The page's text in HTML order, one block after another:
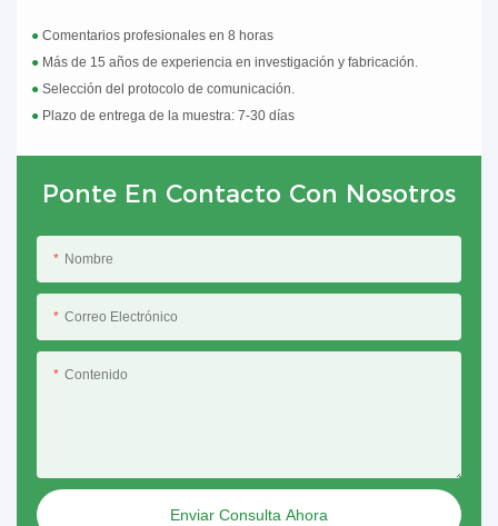
●Comentarios profesionales en 8 horas
● Más de 15 años de experiencia en investigación y fabricación.
●Selección del protocolo de comunicación.
● Plazo de entrega de la muestra: 7-30 días
Ponte En Contacto Con Nosotros
Nombre
Correo Electrónico
Contenido
Enviar Consulta Ahora